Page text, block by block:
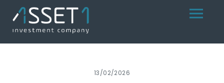
content
Menu
13/02/2026